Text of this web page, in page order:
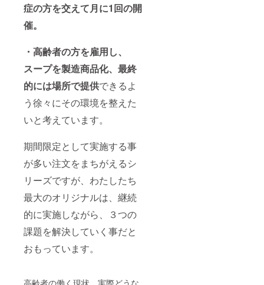
症の方を交えて月に1回の開
催。
・高齢者の方を雇用し、
スープを製造商品化、最終
的には場所で提供できるよ
う徐々にその環境を整えた
いと考えています。
期間限定として実施する事
が多い注文をまちがえるシ
リーズですが、わたしたち
最大のオリジナルは、継続
的に実施しながら、３つの
課題を解決していく事だと
おもっています。
高齢者の働く現状、実際どうな